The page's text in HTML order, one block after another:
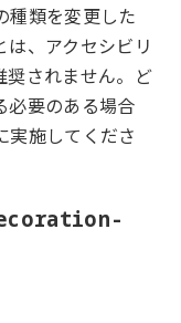
種類を変更した
は、アクセシビリ
奨されません。ど
必要のある場合
実施してくださ